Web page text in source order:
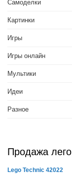
Самоделки
Картинки
Игры
Игры онлайн
Мультики
Идеи
Разное
Продажа лего
Lego Technic 42022